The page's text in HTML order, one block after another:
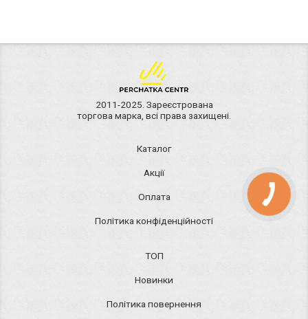
2011-2025. Зареєстрована
торгова марка, всі права захищені.
Каталог
Акції
Оплата
Політика конфіденційності
ТОП
Новинки
Політика повернення